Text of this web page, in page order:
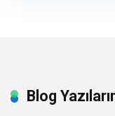
Blog